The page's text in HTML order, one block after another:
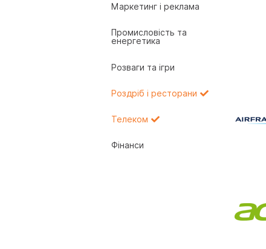
Маркетинг і реклама
Промисловість та
енергетика
Розваги та ігри
Роздріб і ресторани
Телеком
Фінанси